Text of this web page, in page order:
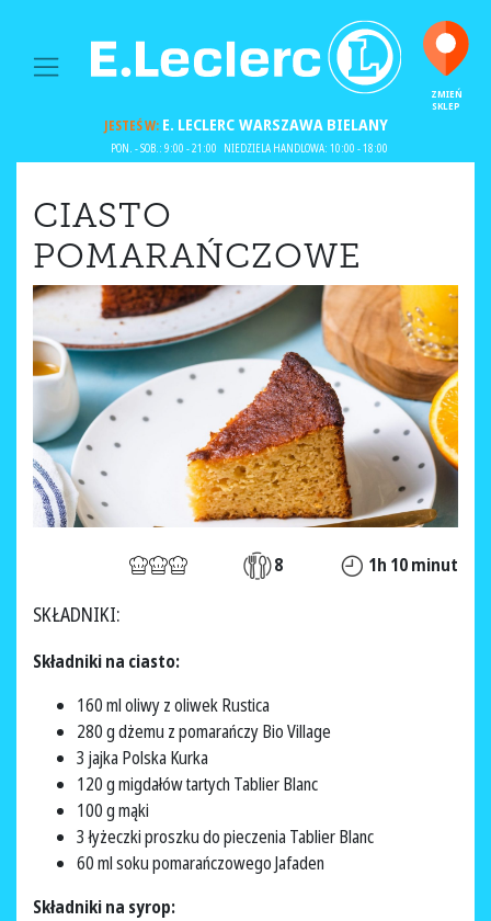
MAIN NAVIGATION
ZMIEŃ
SKLEP
JESTEŚ W:E. LECLERC WARSZAWA BIELANY
PON. - SOB.: 9:00 - 21:00 NIEDZIELA HANDLOWA: 10:00 - 18:00
CIASTO
POMARAŃCZOWE
8 1h 10 minut
SKŁADNIKI:
Składniki na ciasto:
160 ml oliwy z oliwek Rustica
280 g dżemu z pomarańczy Bio Village
3 jajka Polska Kurka
120 g migdałów tartych Tablier Blanc
100 g mąki
3 łyżeczki proszku do pieczenia Tablier Blanc
60 ml soku pomarańczowego Jafaden
Składniki na syrop: